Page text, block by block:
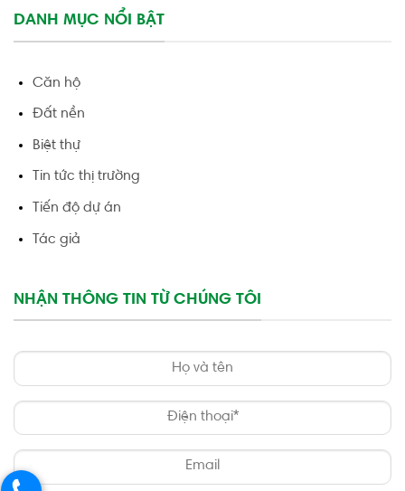
DANH MỤC NỔI BẬT
Căn hộ
Đất nền
Biệt thự
Tin tức thị trường
Tiến độ dự án
Tác giả
NHẬN THÔNG TIN TỪ CHÚNG TÔI